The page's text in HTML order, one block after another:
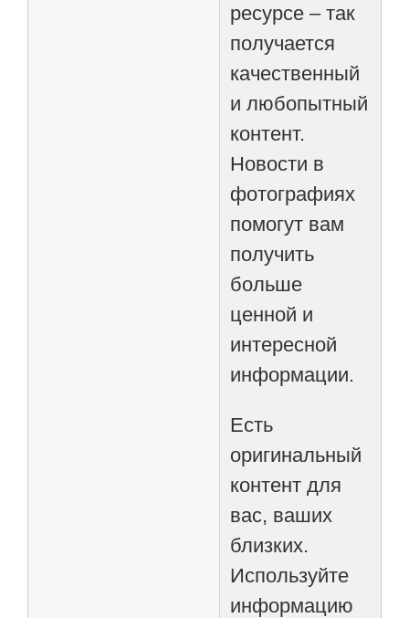
ресурсе – так
получается
качественный
и любопытный
контент.
Новости в
фотографиях
помогут вам
получить
больше
ценной и
интересной
информации.
Есть
оригинальный
контент для
вас, ваших
близких.
Используйте
информацию